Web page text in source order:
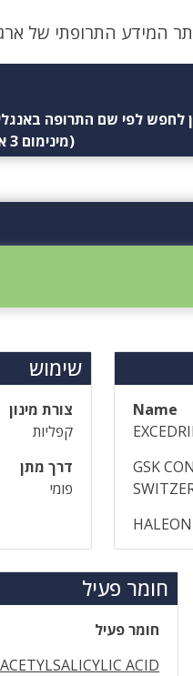
המידע התרופתי של
לחפש לפי שם התרופה
(מינימום 3 אותיות)
Name
GSK
שימוש
צורת מינון
קפליות
דרך מתן
פומי
חומר פעיל
חומר פעיל
ACETYLSALICYLIC ACID